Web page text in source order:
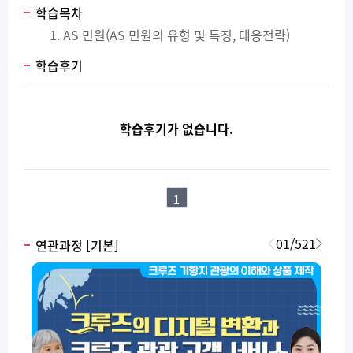
학습목차
AS 민원​(AS 민원의 유형 및 특징​, 대응전략)
학습후기
학습후기가 없습니다.
1
연관과정 [기본] 01/521